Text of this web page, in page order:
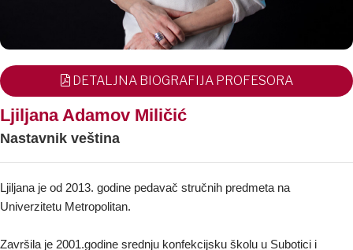
DETALJNA BIOGRAFIJA PROFESORA
Ljiljana Adamov Miličić
Nastavnik veština
Ljiljana je od 2013. godine pedavač stručnih predmeta na
Univerzitetu Metropolitan.
Završila je 2001.godine srednju konfekcijsku školu u Subotici i